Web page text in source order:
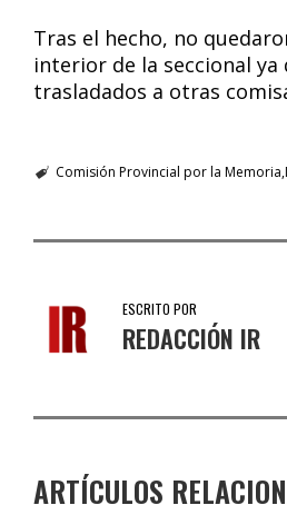
Tras el hecho, no
interior de la seccional ya
trasladados a otras
Comisión Provincial por la Memoria
ESCRITO POR
REDACCIÓN IR
ARTÍCULOS